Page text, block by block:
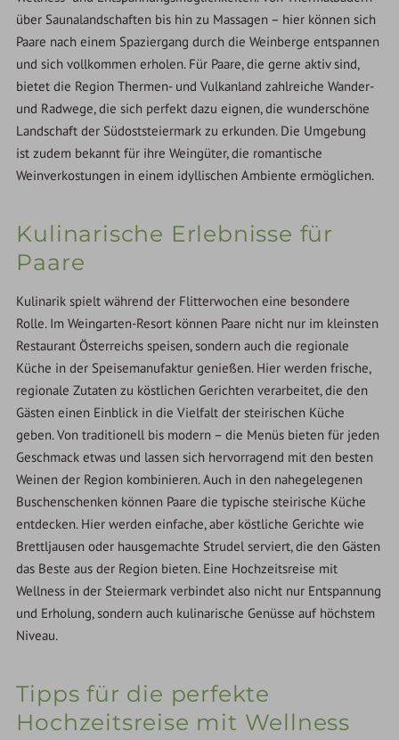
über Saunalandschaften bis hin zu Massagen – hier können sich
Paare nach einem Spaziergang durch die Weinberge entspannen
und sich vollkommen erholen. Für Paare, die gerne aktiv sind,
bietet die Region Thermen- und Vulkanland zahlreiche Wander-
und Radwege, die sich perfekt dazu eignen, die wunderschöne
Landschaft der Südoststeiermark zu erkunden. Die Umgebung
ist zudem bekannt für ihre Weingüter, die romantische
Weinverkostungen in einem idyllischen Ambiente ermöglichen.
Kulinarische Erlebnisse für
Paare
Kulinarik spielt während der Flitterwochen eine besondere
Rolle. Im Weingarten-Resort können Paare nicht nur im kleinsten
Restaurant Österreichs speisen, sondern auch die regionale
Küche in der Speisemanufaktur genießen. Hier werden frische,
regionale Zutaten zu köstlichen Gerichten verarbeitet, die den
Gästen einen Einblick in die Vielfalt der steirischen Küche
geben. Von traditionell bis modern – die Menüs bieten für jeden
Geschmack etwas und lassen sich hervorragend mit den besten
Weinen der Region kombinieren. Auch in den nahegelegenen
Buschenschenken können Paare die typische steirische Küche
entdecken. Hier werden einfache, aber köstliche Gerichte wie
Brettljausen oder hausgemachte Strudel serviert, die den Gästen
das Beste aus der Region bieten. Eine Hochzeitsreise mit
Wellness in der Steiermark verbindet also nicht nur Entspannung
und Erholung, sondern auch kulinarische Genüsse auf höchstem
Niveau.
Tipps für die perfekte
Hochzeitsreise mit Wellness